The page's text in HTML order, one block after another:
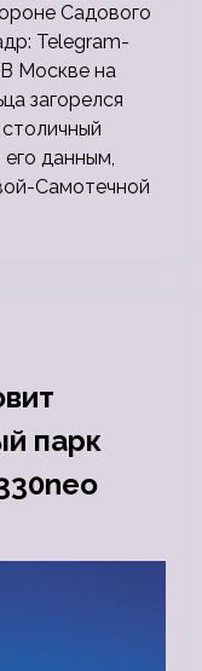
Садового
Telegram-
Москве на
загорелся
данным,
Самотечной
парк